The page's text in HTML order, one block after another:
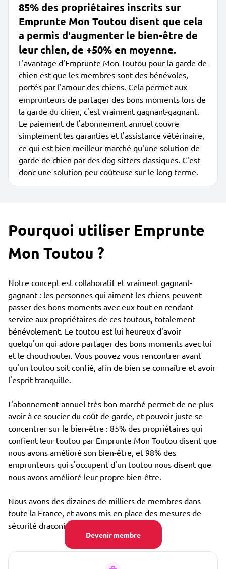
Devenir membre
85% des propriétaires inscrits sur
Emprunte Mon Toutou disent que cela
a permis d'augmenter le bien-être de
leur chien, de +50% en moyenne.
L'avantage d'Emprunte Mon Toutou pour la garde de
chien est que les membres sont des bénévoles,
portés par l'amour des chiens. Cela permet aux
emprunteurs de partager des bons moments lors de
la garde du chien, c'est vraiment gagnant-gagnant.
Le paiement de l'abonnement annuel couvre
simplement les garanties et l'assistance vétérinaire,
ce qui est bien meilleur marché qu'une solution de
garde de chien par des dog sitters classiques. C'est
donc une solution peu coûteuse sur le long terme.
Pourquoi utiliser Emprunte
Mon Toutou ?
Notre concept est collaboratif et vraiment gagnant-
gagnant : les personnes qui aiment les chiens peuvent
passer des bons moments avec eux tout en rendant
service aux propriétaires de ces toutous, totalement
bénévolement. Le toutou est lui heureux d'avoir
quelqu'un qui adore partager des bons moments avec lui
et le chouchouter. Vous pouvez vous rencontrer avant
qu'un toutou soit confié, afin de bien se connaître et avoir
l'esprit tranquille.
L'abonnement annuel très bon marché permet de ne plus
avoir à ce soucier du coût de garde, et pouvoir juste se
concentrer sur le bien-être : 85% des propriétaires qui
confient leur toutou par Emprunte Mon Toutou disent que
nous avons amélioré son bien-être, et 98% des
emprunteurs qui s'occupent d'un toutou nous disent que
nous avons amélioré leur propre bien-être.
Nous avons des dizaines de milliers de membres dans
toute la France, et avons mis en place des mesures de
sécurité draconiennes, notamment :